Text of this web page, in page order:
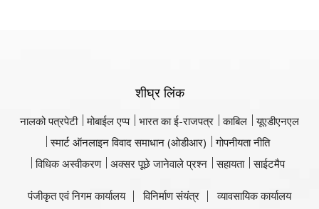
शीघ्र लिंक
नालको पत्रपेटी मोबाईल एप्प भारत का ई-राजपत्र काबिल
यूएडीएनएल
स्मार्ट ऑनलाइन विवाद समाधान (ओडीआर)
गोपनीयता नीति
विधिक अस्वीकरण
अक्सर पूछे जानेवाले प्रश्न सहायता साईटमैप
पंजीकृत एवं निगम कार्यालय विनिर्माण संयंत्र
व्यावसायिक कार्यालय